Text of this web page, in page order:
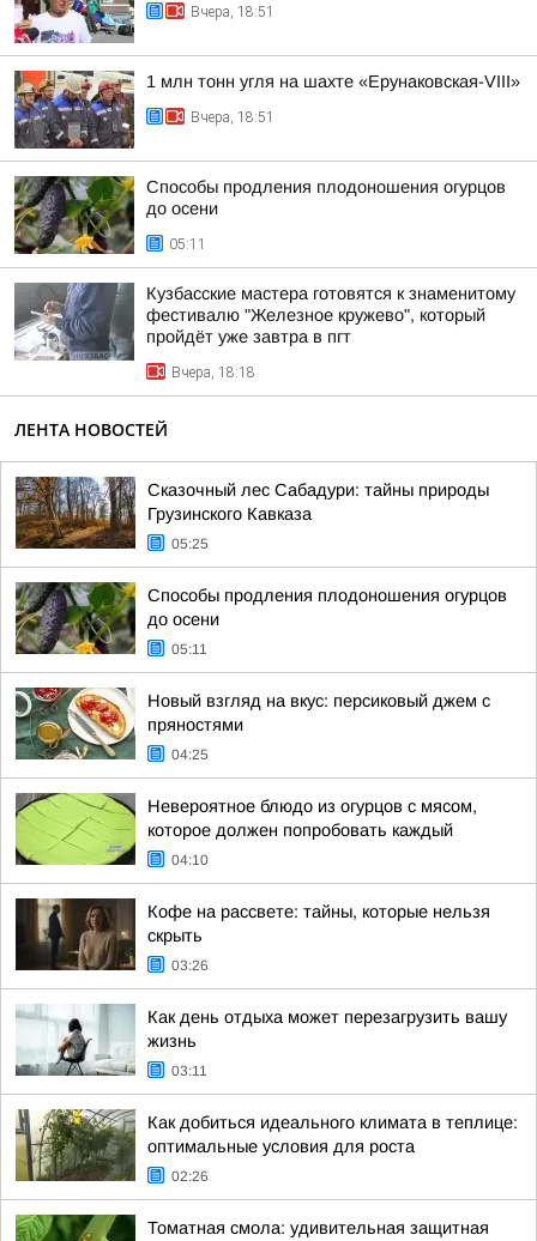
Вчера, 18:51
1 млн тонн угля на шахте «Ерунаковская-VIII»
Вчера, 18:51
Способы продления плодоношения огурцов
до осени
05:11
Кузбасские мастера готовятся к знаменитому
фестивалю "Железное кружево", который
пройдёт уже завтра в пгт
Вчера, 18:18
ЛЕНТА НОВОСТЕЙ
Сказочный лес Сабадури: тайны природы
Грузинского Кавказа
05:25
Способы продления плодоношения огурцов
до осени
05:11
Новый взгляд на вкус: персиковый джем с
пряностями
04:25
Невероятное блюдо из огурцов с мясом,
которое должен попробовать каждый
04:10
Кофе на рассвете: тайны, которые нельзя
скрыть
03:26
Как день отдыха может перезагрузить вашу
жизнь
03:11
Как добиться идеального климата в теплице:
оптимальные условия для роста
02:26
Томатная смола: удивительная защитная